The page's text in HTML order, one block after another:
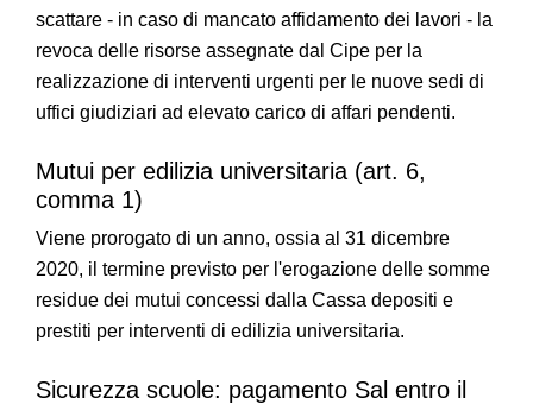
scattare - in caso di mancato affidamento dei lavori - la
revoca delle risorse assegnate dal Cipe per la
realizzazione di interventi urgenti per le nuove sedi di
uffici giudiziari ad elevato carico di affari pendenti.
Mutui per edilizia universitaria (art. 6,
comma 1)
Viene prorogato di un anno, ossia al 31 dicembre
2020, il termine previsto per l'erogazione delle somme
residue dei mutui concessi dalla Cassa depositi e
prestiti per interventi di edilizia universitaria.
Sicurezza scuole: pagamento Sal entro il